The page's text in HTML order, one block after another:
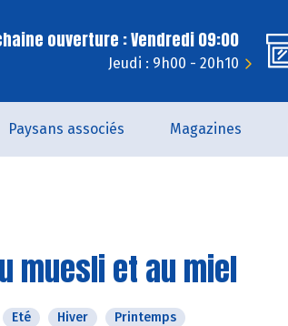
ouverture : Vendredi 09:00
Jeudi : 9h00 - 20h10
Paysans associés Magazines
muesli et au miel
Eté Hiver Printemps